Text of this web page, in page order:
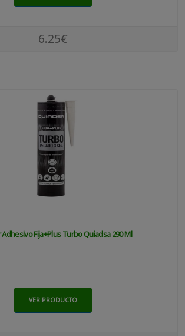
6.25€
Fija+plus Turbo Quiadsa 290 Ml
VER PRODUCTO